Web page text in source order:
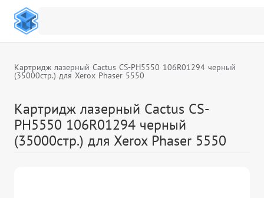
Картридж лазерный Cactus CS-PH5550 106R01294 черный
(35000стр.) для Xerox Phaser 5550
Картридж лазерный Cactus CS-
PH5550 106R01294 черный
(35000стр.) для Xerox Phaser 5550